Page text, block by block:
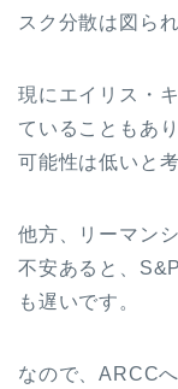
スク分散は図ら
現にエイリス・
ていることもあ
可能性は低いと
他方、リーマン
不安あると、
も遅いです。
なので、ARCC